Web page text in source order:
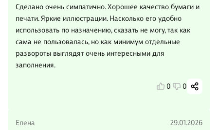
Сделано очень симпатично. Хорошее качество бумаги и
печати. Яркие иллюстрации. Насколько его удобно
использовать по назначению, сказать не могу, так как
сама не пользовалась, но как минимум отдельные
развороты выглядят очень интересными для
заполнения.
0 0
Елена 29.01.2026